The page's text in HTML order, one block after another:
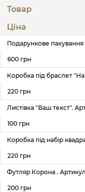
Товар
Ціна
Подaрункове
600 грн
Коробка під браслет
220 грн
Листівка "Ваш текст".
100 грн
Коробка під набір
220 грн
Футляр Корона .
200 грн